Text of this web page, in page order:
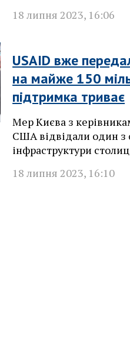
18 липня 2023, 16:06
USAID вже
на майже 150
підтримка триває
Мер Києва з
США відвідали один з
інфраструктури
18 липня 2023, 16:10